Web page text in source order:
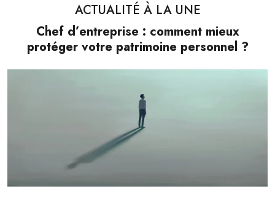
ACTUALITÉ À LA UNE
Chef d’entreprise : comment mieux
protéger votre patrimoine personnel ?